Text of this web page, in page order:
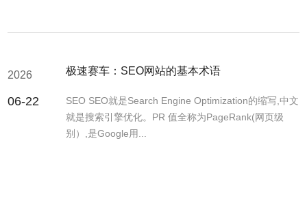
2026
06-22
极速赛车：SEO网站的基本术语
SEO SEO就是Search Engine Optimization的缩写,中文
就是搜索引擎优化。PR 值全称为PageRank(网页级
别）,是Google用...